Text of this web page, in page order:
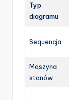
Typ
diagramu
Sequencja
Maszyna
stanów